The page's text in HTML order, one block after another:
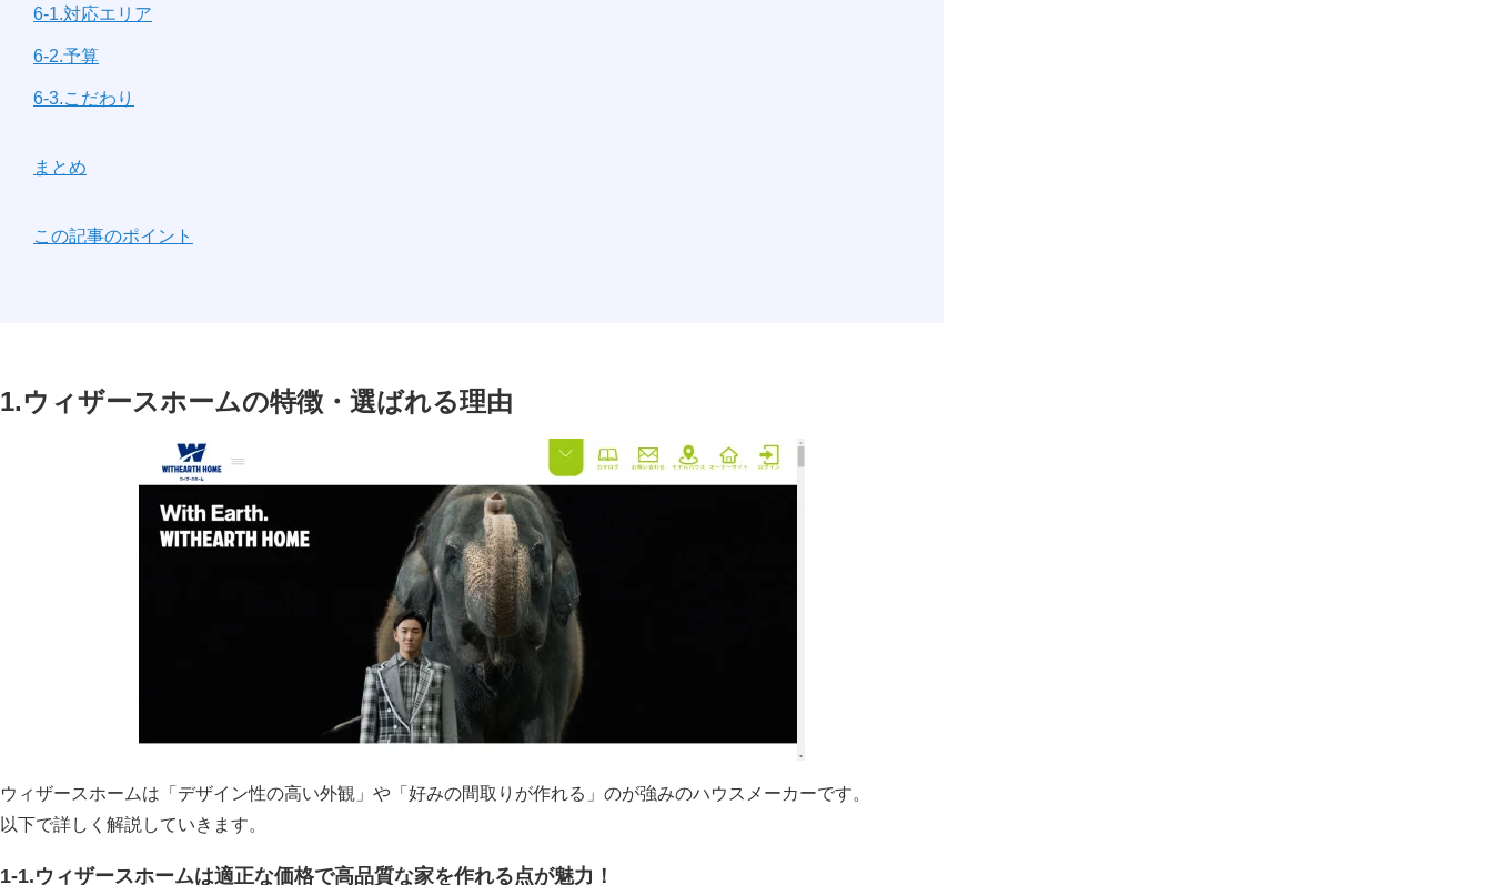
6-1.対応エリア
6-2.予算
6-3.こだわり
まとめ
この記事のポイント
1.ウィザースホームの特徴・選ばれる理由
ウィザースホームは「デザイン性の高い外観」や「好みの間取りが作れる」のが強みのハウスメーカーです。
以下で詳しく解説していきます。
1-1.ウィザースホームは適正な価格で高品質な家を作れる点が魅力！